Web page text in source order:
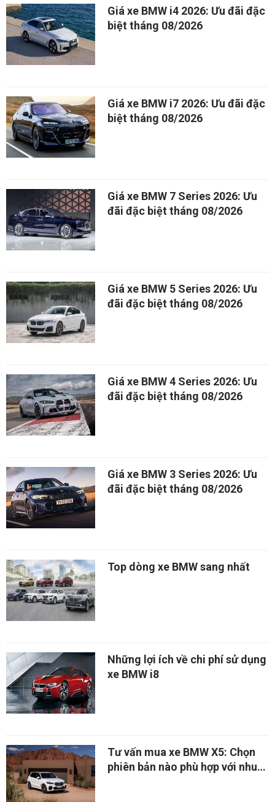
Giá xe BMW i4 2026: Ưu đãi đặc
biệt tháng 08/2026
Giá xe BMW i7 2026: Ưu đãi đặc
biệt tháng 08/2026
Giá xe BMW 7 Series 2026: Ưu
đãi đặc biệt tháng 08/2026
Giá xe BMW 5 Series 2026: Ưu
đãi đặc biệt tháng 08/2026
Giá xe BMW 4 Series 2026: Ưu
đãi đặc biệt tháng 08/2026
Giá xe BMW 3 Series 2026: Ưu
đãi đặc biệt tháng 08/2026
Top dòng xe BMW sang nhất
Những lợi ích về chi phí sử dụng
xe BMW i8
Tư vấn mua xe BMW X5: Chọn
phiên bản nào phù hợp với nhu